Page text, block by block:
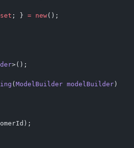
set ; } = new();
>();
(ModelBuilder modelBuilder)